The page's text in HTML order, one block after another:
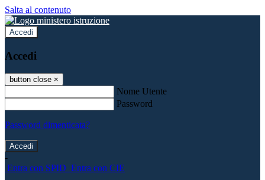
Salta al contenuto
Accedi
Accedi
button close ×
Nome Utente
Password
Password dimenticata?
-
Entra con SPID Entra con CIE